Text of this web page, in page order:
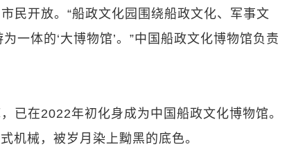
民开放。“船政文化园围绕船政文化、军事文
一体的‘大博物馆’。”中国船政文化博物馆负责
已在2022年初化身成为中国船政文化博物馆。
机械，被岁月染上黝黑的底色。